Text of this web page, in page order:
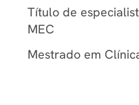
Título de
MEC
Mestrado em